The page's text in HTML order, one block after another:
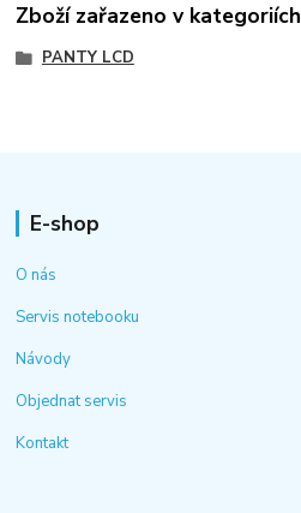
Zboží zařazeno v kategoriích
PANTY LCD
E-shop
O nás
Servis notebooku
Návody
Objednat servis
Kontakt